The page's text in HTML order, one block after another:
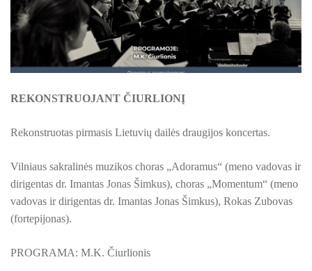
KPD PROJEKTAS ,,MAŽOSIOS LIETUVOS MOKYKLA-
KPD PROJEKTAS ,,MAŽOSIOS LIETUVOS MOKYKLA-
PROJEKTAS ,,KULTŪROS SKŪNĖ". Apie projektą spaudoje
PROJEKTAS ,,KULTŪROS SKŪNĖ". Keramikos dirbtuvių
REKONSTRUOJANT ČIURLIONĮ
Rekonstruotas pirmasis Lietuvių dailės draugijos koncertas.
Vilniaus sakralinės muzikos choras „Adoramus“ (meno vadovas ir
dirigentas dr. Imantas Jonas Šimkus), choras „Momentum“ (meno
vadovas ir dirigentas dr. Imantas Jonas Šimkus), Rokas Zubovas
(fortepijonas).
PROGRAMA: M.K. Čiurlionis